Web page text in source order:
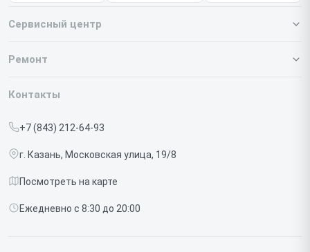
Сервисный центр
О нашем сервисе
Срочный ремонт
Доставка и способы оплаты
Диагностика
Контакты
Ремонт
Iphone
Контакты
+7 (843) 212-64-93
г. Казань, Московская улица, 19/8
Посмотреть на карте
Ежедневно с 8:30 до 20:00